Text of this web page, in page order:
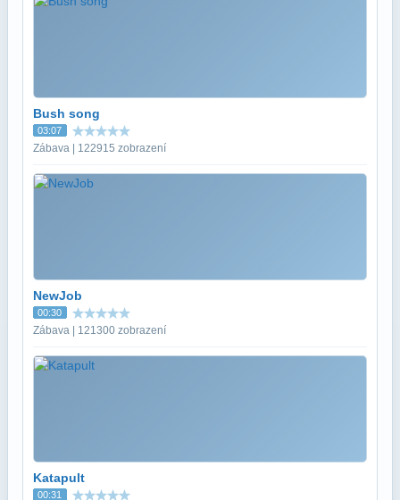
Bush song
03:07
Zábava | 122915 zobrazení
NewJob
00:30
Zábava | 121300 zobrazení
Katapult
00:31